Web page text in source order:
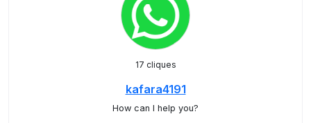
17 cliques
kafara4191
How can I help you?